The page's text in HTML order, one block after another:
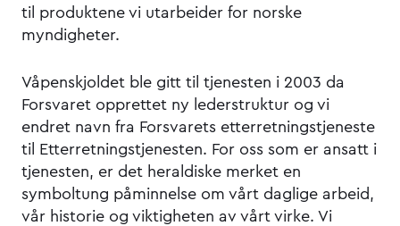
til produktene vi utarbeider for norske
myndigheter.
Våpenskjoldet ble gitt til tjenesten i 2003 da
Forsvaret opprettet ny lederstruktur og vi
endret navn fra Forsvarets etterretningstjeneste
til Etterretningstjenesten. For oss som er ansatt i
tjenesten, er det heraldiske merket en
symboltung påminnelse om vårt daglige arbeid,
vår historie og viktigheten av vårt virke. Vi